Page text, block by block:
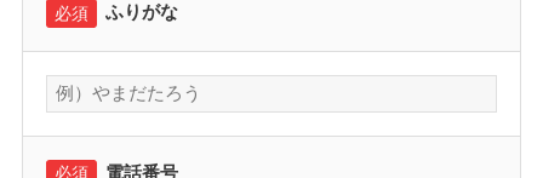
必須 ふりがな
必須 電話番号